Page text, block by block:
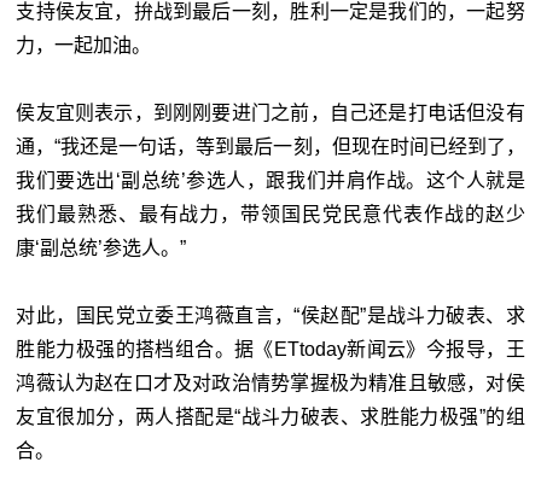
支持侯友宜，拚战到最后一刻，胜利一定是我们的，一起努
力，一起加油。
侯友宜则表示，到刚刚要进门之前，自己还是打电话但没有
通，“我还是一句话，等到最后一刻，但现在时间已经到了，
我们要选出‘副总统’参选人，跟我们并肩作战。这个人就是
我们最熟悉、最有战力，带领国民党民意代表作战的赵少
康‘副总统’参选人。”
对此，国民党立委王鸿薇直言，“侯赵配”是战斗力破表、求
胜能力极强的搭档组合。据《ETtoday新闻云》今报导，王
鸿薇认为赵在口才及对政治情势掌握极为精准且敏感，对侯
友宜很加分，两人搭配是“战斗力破表、求胜能力极强”的组
合。